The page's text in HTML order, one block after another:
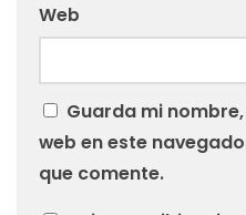
Web
Guarda mi
web en este
que comente.